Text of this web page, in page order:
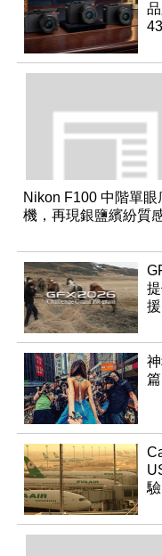
Nikon F100 中階單眼
機，再現銀鹽繽紛質
援
驗